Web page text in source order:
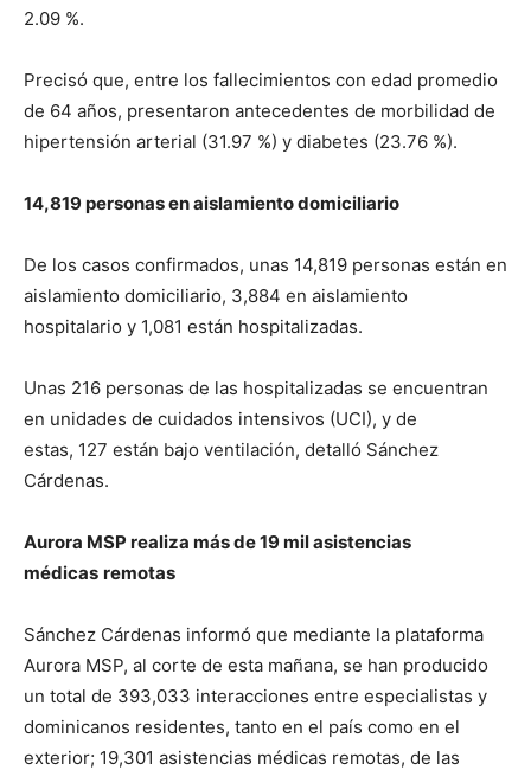
2.09 %.
Precisó que, entre los fallecimientos con edad promedio
de 64 años, presentaron antecedentes de morbilidad de
hipertensión arterial (31.97 %) y diabetes (23.76 %).
14,819 personas en aislamiento domiciliario
De los casos confirmados, unas 14,819 personas están en
aislamiento domiciliario, 3,884 en aislamiento
hospitalario y 1,081 están hospitalizadas.
Unas 216 personas de las hospitalizadas se encuentran
en unidades de cuidados intensivos (UCI), y de
estas, 127 están bajo ventilación, detalló Sánchez
Cárdenas.
Aurora MSP realiza más de 19 mil asistencias
médicas remotas
Sánchez Cárdenas informó que mediante la plataforma
Aurora MSP, al corte de esta mañana, se han producido
un total de 393,033 interacciones entre especialistas y
dominicanos residentes, tanto en el país como en el
exterior; 19,301 asistencias médicas remotas, de las